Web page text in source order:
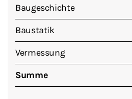
Baugeschichte
Baustatik
Vermessung
Summe